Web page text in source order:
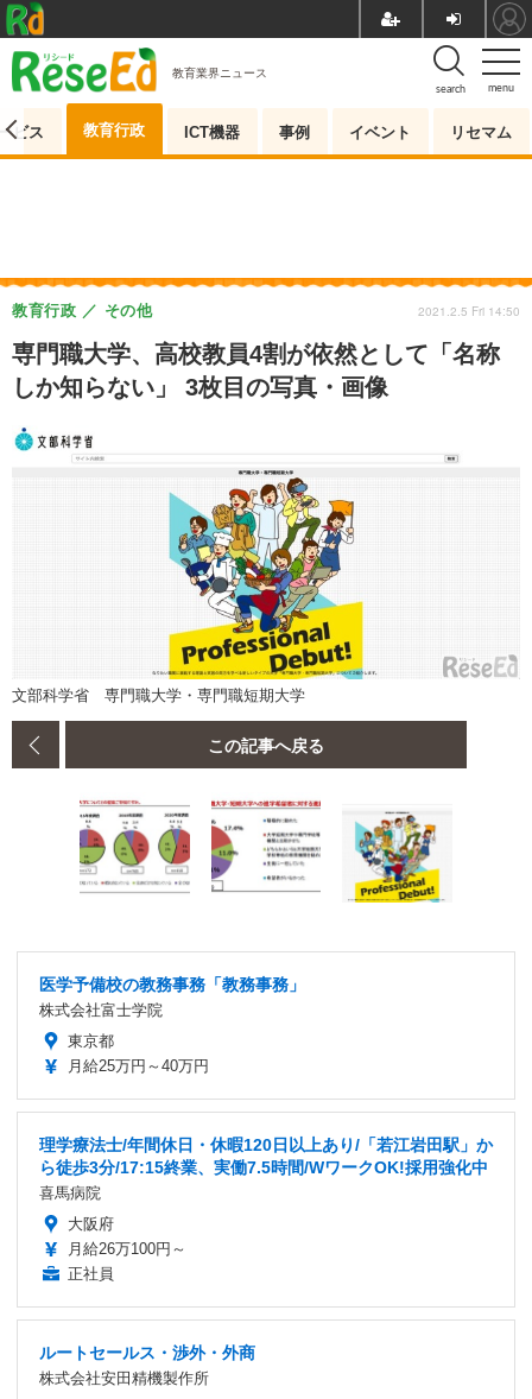
menu
search
教育業界ニュース
ビス 教育行政 ICT機器 事例 イベント リセマム
専門職大学、高校教員4割が依然として「名称
しか知らない」 3枚目の写真・画像
教育行政 その他 2021.2.5 Fri 14:50
文部科学省 専門職大学・専門職短期大学
この記事へ戻る
医学予備校の教務事務「教務事務」
株式会社富士学院
東京都
月給25万円～40万円
理学療法士/年間休日・休暇120日以上あり/「若江岩田駅」か
ら徒歩3分/17:15終業、実働7.5時間/WワークOK!採用強化中
喜馬病院
大阪府
月給26万100円～
正社員
ルートセールス・渉外・外商
株式会社安田精機製作所